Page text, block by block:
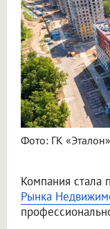
Фото: ГК «Эталон»
Компания стала
Рынка